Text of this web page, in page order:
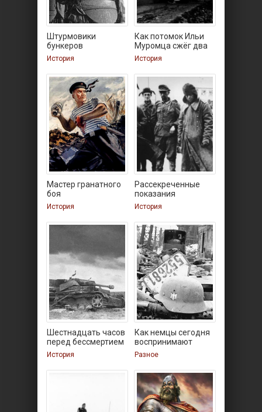
Штурмовики
бункеров
История
Как потомок Ильи
Муромца сжёг два
тигра
История
Мастер гранатного
боя
История
Рассекреченные
показания
плененных под
История
Шестнадцать часов
перед бессмертием
История
Как немцы сегодня
воспринимают
Разное